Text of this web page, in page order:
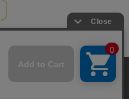
す。クッキーはサイト内
況の分析からマーケティ